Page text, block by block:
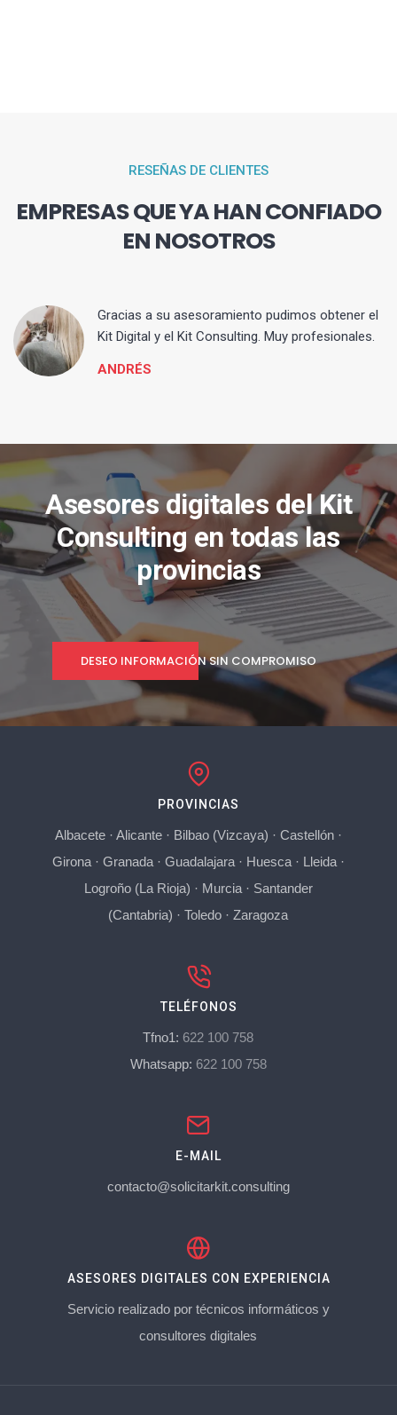
RESEÑAS DE CLIENTES
EMPRESAS QUE YA HAN CONFIADO
EN NOSOTROS
Gracias a su asesoramiento pudimos obtener el
Kit Digital y el Kit Consulting. Muy profesionales.
ANDRÉS
Asesores digitales del Kit
Consulting en todas las
provincias
DESEO INFORMACIÓN SIN COMPROMISO
PROVINCIAS
Albacete· Alicante· Bilbao (Vizcaya) · Castellón·
Girona· Granada· Guadalajara· Huesca· Lleida·
Logroño (La Rioja) · Murcia· Santander
(Cantabria) ·Toledo ·Zaragoza
TELÉFONOS
Tfno1: 622 100 758
Whatsapp: 622 100 758
E-MAIL
contacto@solicitarkit.consulting
ASESORES DIGITALES CON EXPERIENCIA
Servicio realizado por técnicos informáticos y
consultores digitales